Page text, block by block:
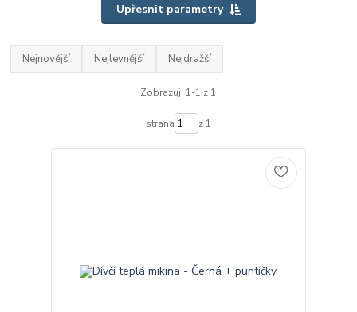
Upřesnit parametry
Nejnovější Nejlevnější Nejdražší
Zobrazuji 1-1 z 1
strana z 1